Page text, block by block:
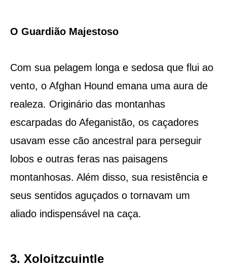
O Guardião Majestoso
Com sua pelagem longa e sedosa que flui ao
vento, o Afghan Hound emana uma aura de
realeza. Originário das montanhas
escarpadas do Afeganistão, os caçadores
usavam esse cão ancestral para perseguir
lobos e outras feras nas paisagens
montanhosas. Além disso, sua resistência e
seus sentidos aguçados o tornavam um
aliado indispensável na caça.
3. Xoloitzcuintle